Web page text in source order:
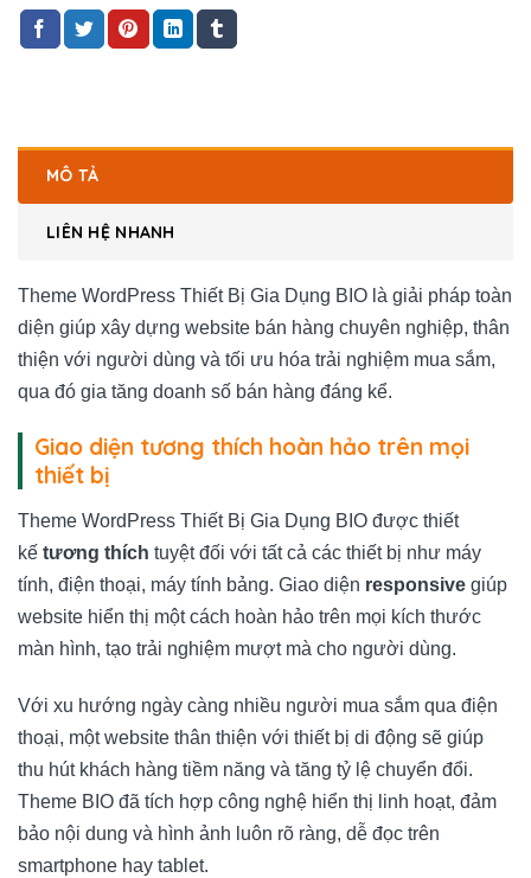
MÔ TẢ
LIÊN HỆ NHANH
Theme WordPress Thiết Bị Gia Dụng BIO là giải pháp toàn
diện giúp xây dựng website bán hàng chuyên nghiệp, thân
thiện với người dùng và tối ưu hóa trải nghiệm mua sắm,
qua đó gia tăng doanh số bán hàng đáng kể.
Giao diện tương thích hoàn hảo trên mọi
thiết bị
Theme WordPress Thiết Bị Gia Dụng BIO được thiết
kế tương thích tuyệt đối với tất cả các thiết bị như máy
tính, điện thoại, máy tính bảng. Giao diện responsive giúp
website hiển thị một cách hoàn hảo trên mọi kích thước
màn hình, tạo trải nghiệm mượt mà cho người dùng.
Với xu hướng ngày càng nhiều người mua sắm qua điện
thoại, một website thân thiện với thiết bị di động sẽ giúp
thu hút khách hàng tiềm năng và tăng tỷ lệ chuyển đổi.
Theme BIO đã tích hợp công nghệ hiển thị linh hoạt, đảm
bảo nội dung và hình ảnh luôn rõ ràng, dễ đọc trên
smartphone hay tablet.